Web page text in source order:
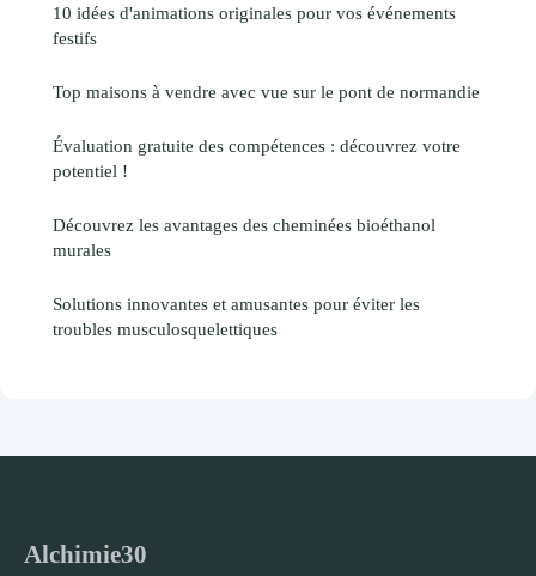
10 idées d'animations originales pour vos événements
festifs
Top maisons à vendre avec vue sur le pont de normandie
Évaluation gratuite des compétences : découvrez votre
potentiel !
Découvrez les avantages des cheminées bioéthanol
murales
Solutions innovantes et amusantes pour éviter les
troubles musculosquelettiques
Alchimie30